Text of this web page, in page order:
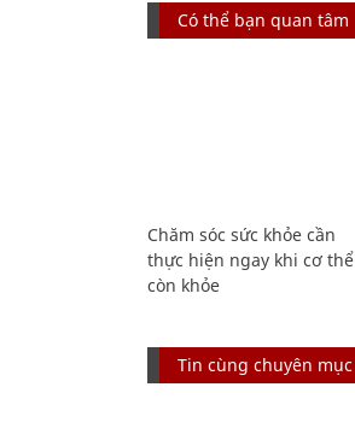
Có thể bạn quan tâm
Chăm sóc sức khỏe cần
thực hiện ngay khi cơ thể
còn khỏe
Tin cùng chuyên mục